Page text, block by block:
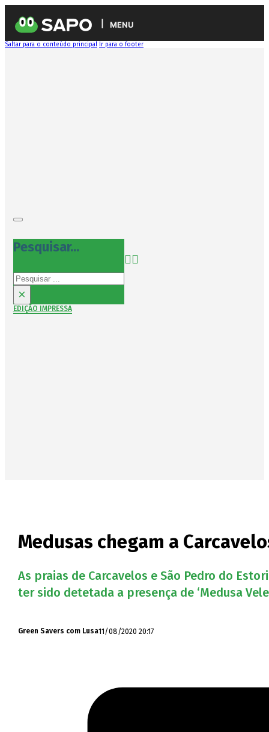
MENU
Saltar para o conteúdo principal Ir para o footer
Pesquisar...
Pesquisar
×
EDIÇÃO IMPRESSA
Medusas chegam a
As praias de Carcavelos e São Pedro do
ter sido detetada a presença de ‘Medusa
Green Savers com Lusa11/08/2020 20:17